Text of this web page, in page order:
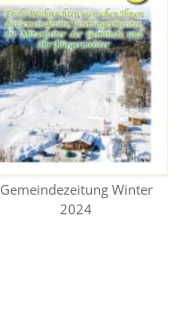
Gemeindezeitung Winter
2024